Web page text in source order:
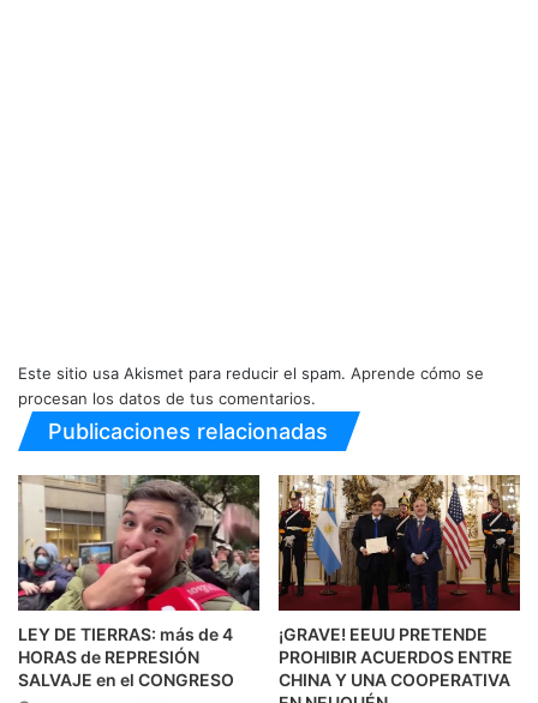
Este sitio usa Akismet para reducir el spam. Aprende cómo se
procesan los datos de tus comentarios.
Publicaciones relacionadas
LEY DE TIERRAS: más de 4
HORAS de REPRESIÓN
SALVAJE en el CONGRESO
¡GRAVE! EEUU PRETENDE
PROHIBIR ACUERDOS ENTRE
CHINA Y UNA COOPERATIVA